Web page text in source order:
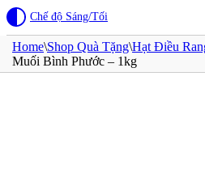
Chế độ Sáng/Tối
Home\Shop Quà Tặng\Hạt Điều
Muối Bình Phước – 1kg